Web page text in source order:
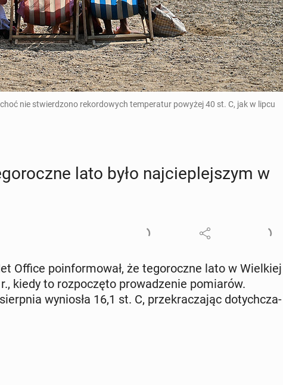
nie stwierdzono rekordowych temperatur powyżej 40 st. C, jak w lipcu
lato było naj­cie­plej­szym w
Office po­in­for­mo­wał, że te­go­rocz­ne lato w Wiel­kiej
kiedy to roz­po­czę­to pro­wa­dze­nie po­mia­rów.
wy­nio­sła 16,1 st. C, prze­kra­cza­jąc do­tych­cza­